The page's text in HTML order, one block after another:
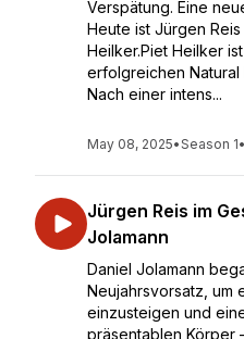
Verspätung. Eine
Heute ist Jürgen
Heilker.Piet Heilker
erfolgreichen
Nach einer intens...
May 08, 2025•Season 1•
Jürgen Reis im
Jolamann
Daniel Jolamann
Neujahrsvorsatz, um
einzusteigen und
präsentablen Körper